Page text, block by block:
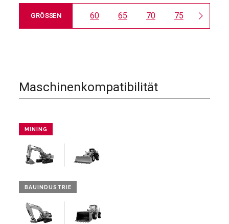
GRÖSSEN 60 65 70 75 80
Maschinenkompatibilität
MINING
BAUINDUSTRIE